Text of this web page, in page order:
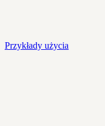
Przykłady użycia